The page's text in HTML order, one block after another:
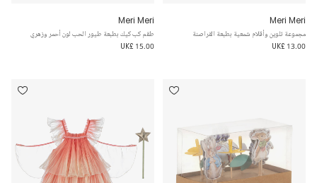
Meri Meri
مجموعة تلوين وأقلام شمعية بطبعة القراصنة
UK£ 13.00
Meri Meri
طقم كب كيك بطبعة طيور الحب لون أحمر وزهري
UK£ 15.00